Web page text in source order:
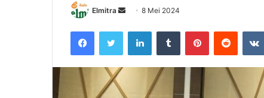
Elmitra
Send
email
8 Mei 2024
FacebookTwitter LinkedInTumblr PinterestReddit